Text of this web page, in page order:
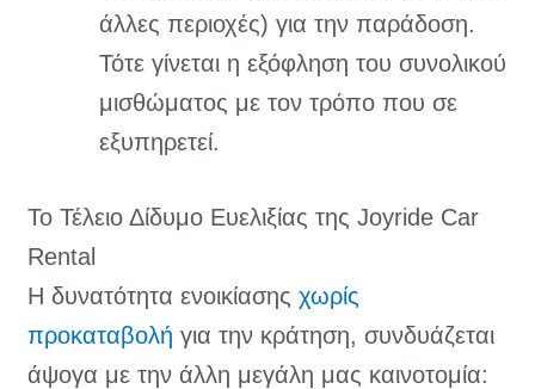
άλλες περιοχές) για την παράδοση.
Τότε γίνεται η εξόφληση του συνολικού
μισθώματος με τον τρόπο που σε
εξυπηρετεί.
Το Τέλειο Δίδυμο Ευελιξίας της Joyride Car
Rental
Η δυνατότητα ενοικίασης χωρίς
προκαταβολή για την κράτηση, συνδυάζεται
άψογα με την άλλη μεγάλη μας καινοτομία: